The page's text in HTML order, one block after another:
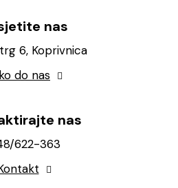
nas
6, Koprivnica
do nas
nas
622-363